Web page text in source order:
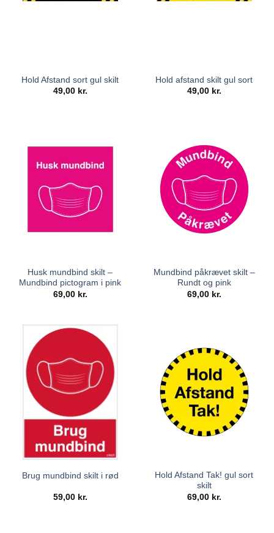
Hold Afstand sort gul skilt
49,00 kr.
Hold afstand skilt gul sort
49,00 kr.
Husk mundbind skilt –
Mundbind pictogram i pink
69,00 kr.
Mundbind påkrævet skilt –
Rundt og pink
69,00 kr.
Brug mundbind skilt i rød
59,00 kr.
Hold Afstand Tak! gul sort
skilt
69,00 kr.